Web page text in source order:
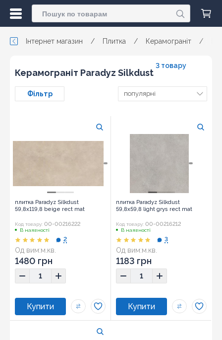
Інтернет магазин / Плитка / Керамограніт /
Керамограніт Paradyz Silkdust
3 товару
Фільтр популярні
плитка Paradyz Silkdust
59,8x119,8 beige rect mat
Код товару: 00-00216222
В наявності
Од вим:м.кв.
Розмір:59,8x119,8
2
1480 грн
плитка Paradyz Silkdust
59,8x59,8 light grys rect mat
Код товару: 00-00216212
В наявності
Од вим:м.кв.
Розмір:59,8x59,8
3
1183 грн